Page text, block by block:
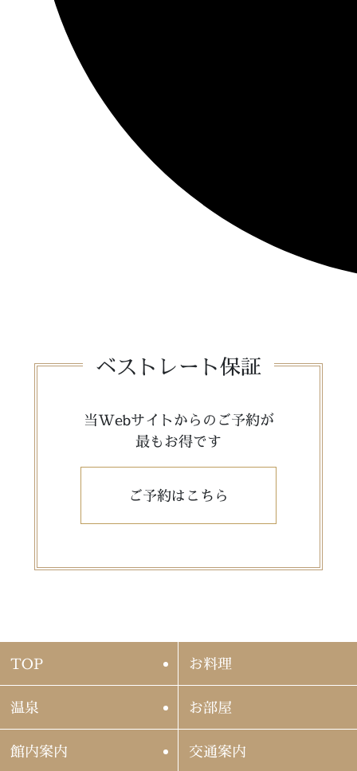
ベストレート保証
当Webサイトからのご予約が
最もお得です
ご予約はこちら
TOP お料理
温泉 お部屋
館内案内 交通案内